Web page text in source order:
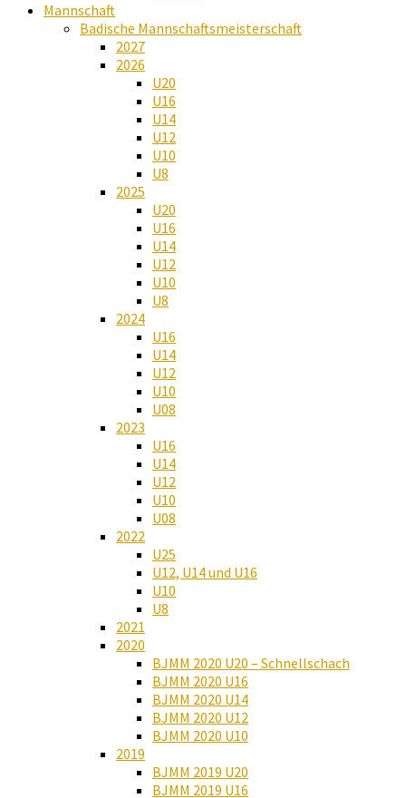
Mannschaft
Badische Mannschaftsmeisterschaft
2027
2026
U20
U16
U14
U12
U10
U8
2025
U20
U16
U14
U12
U10
U8
2024
U16
U14
U12
U10
U08
2023
U16
U14
U12
U10
U08
2022
U25
U12, U14 und U16
U10
U8
2021
2020
BJMM 2020 U20 – Schnellschach
BJMM 2020 U16
BJMM 2020 U14
BJMM 2020 U12
BJMM 2020 U10
2019
BJMM 2019 U20
BJMM 2019 U16